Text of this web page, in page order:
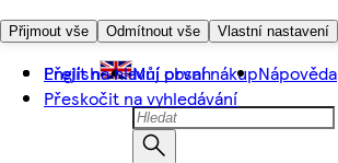
Přijmout vše Odmítnout vše Vlastní nastavení
Přejít na hlavní obsah
Přeskočit na vyhledávání
English Můj první nákupNápověda